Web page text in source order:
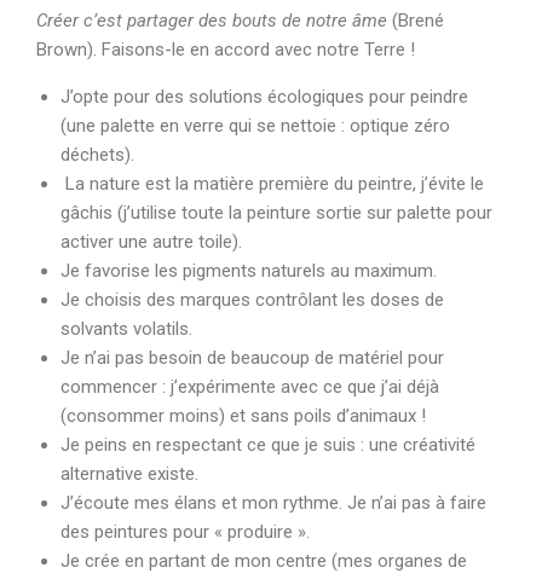
Créer c’est partager des bouts de notre âme (Brené
Brown). Faisons-le en accord avec notre Terre !
J’opte pour des solutions écologiques pour peindre
(une palette en verre qui se nettoie : optique zéro
déchets).
La nature est la matière première du peintre, j’évite le
gâchis (j’utilise toute la peinture sortie sur palette pour
activer une autre toile).
Je favorise les pigments naturels au maximum.
Je choisis des marques contrôlant les doses de
solvants volatils.
Je n’ai pas besoin de beaucoup de matériel pour
commencer : j’expérimente avec ce que j’ai déjà
(consommer moins) et sans poils d’animaux !
Je peins en respectant ce que je suis : une créativité
alternative existe.
J’écoute mes élans et mon rythme. Je n’ai pas à faire
des peintures pour « produire ».
Je crée en partant de mon centre (mes organes de